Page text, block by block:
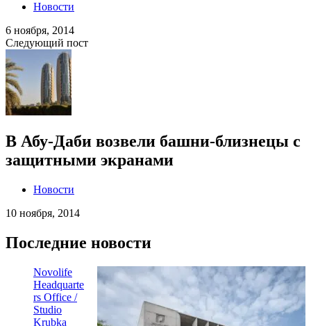
Новости
6 ноября, 2014
Следующий пост
В Абу-Даби возвели башни-близнецы с
защитными экранами
Новости
10 ноября, 2014
Последние новости
Novolife
Headquarte
rs Office /
Studio
Krubka